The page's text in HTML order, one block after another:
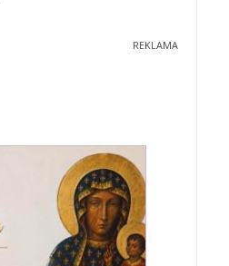
REKLAMA